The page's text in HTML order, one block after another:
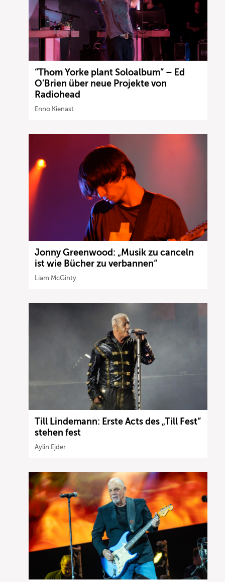
“Thom Yorke plant Soloalbum” – Ed
O’Brien über neue Projekte von
Radiohead
Enno Kienast
Jonny Greenwood: „Musik zu canceln
ist wie Bücher zu verbannen“
Liam McGinty
Till Lindemann: Erste Acts des „Till Fest“
stehen fest
Aylin Ejder